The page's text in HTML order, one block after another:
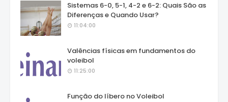
Sistemas 6-0, 5-1, 4-2 e 6-2: Quais São as
Diferenças e Quando Usar?
11:04:00
Valências físicas em fundamentos do
voleibol
11:25:00
Função do líbero no Voleibol